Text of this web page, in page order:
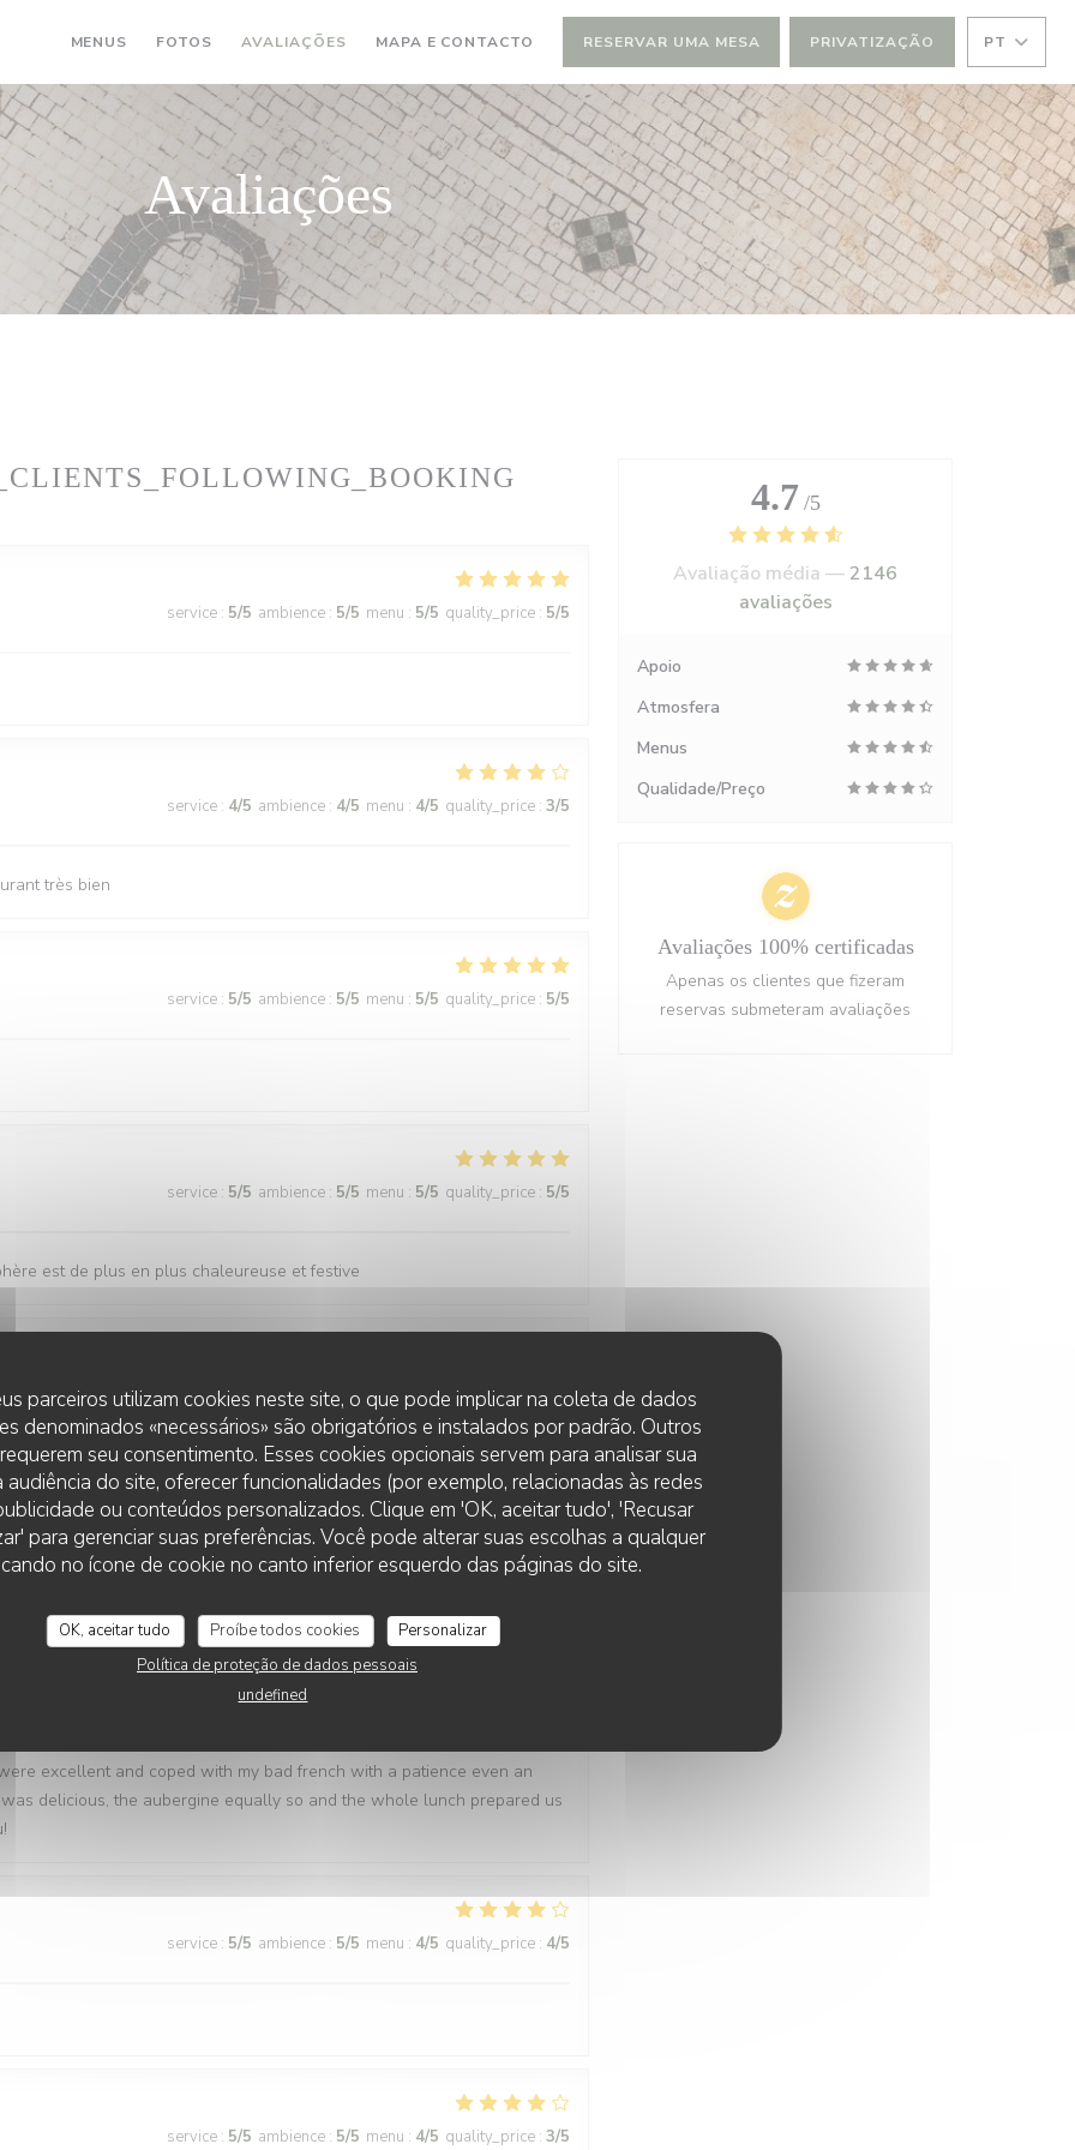
parceiros utilizam cookies neste site, o que pode implicar na coleta de dados
denominados «necessários» são obrigatórios e instalados por padrão. Outros
seu consentimento. Esses cookies opcionais servem para analisar sua
audiência do site, oferecer funcionalidades (por exemplo, relacionadas às redes
ou conteúdos personalizados. Clique em 'OK, aceitar tudo', 'Recusar
para gerenciar suas preferências. Você pode alterar suas escolhas a qualquer
no ícone de cookie no canto inferior esquerdo das páginas do site.
OK, aceitar tudo Proíbe todos cookies
Personalizar
Política de proteção de dados pessoais
undefined
MENUS FOTOS AVALIAÇÕES MAPA E CONTACTO RESERVAR UMA MESA PRIVATIZAÇÃO PT
Avaliações
service : 5/5 ambience : 5/5 menu : 5/5 quality_price : 5/5
service : 4/5 ambience : 4/5 menu : 4/5 quality_price : 3/5
très bien
service : 5/5 ambience : 5/5 menu : 5/5 quality_price : 5/5
service : 5/5 ambience : 5/5 menu : 5/5 quality_price : 5/5
est de plus en plus chaleureuse et festive
: 5 ambience /5 quality_price
service ambience 5 menu quality_price: /5
merci à vous!
/5 ambience
excellent and coped with my bad french with a patience even an
delicious, the aubergine equally so and the whole lunch prepared us
service : 5/5 ambience : 5/5 menu : 4/5 quality_price : 4/5
service : 5/5 ambience : 5/5 menu : 4/5 quality_price : 3/5
4.7 /5
Avaliação média — 2146
avaliações
Apoio
Atmosfera
Menus
Qualidade/Preço
Avaliações 100% certificadas
Apenas os clientes que fizeram
reservas submeteram avaliações